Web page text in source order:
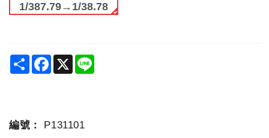
1/387.79→1/38.78
ShareFacebook
X
編號：
P131101